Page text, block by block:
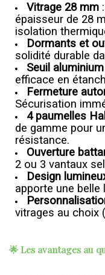
Vitrage 28 mm
épaisseur de 28
isolation
Dormants et
solidité durable
Seuil
efficace en
Fermeture
Sécurisation
4 paumelles
de gamme pour
résistance.
Ouverture
2 ou 3 vantaux
Design
apporte une belle
vitrages au choix
🌟 Les avantages au